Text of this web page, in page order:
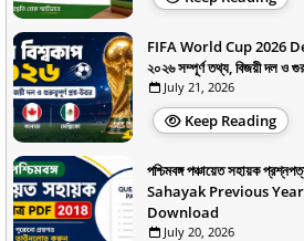
FIFA World Cup 2026
২০২৬ সম্পূর্ণ তথ্য, বিজয়ী দল ও
July 21, 2026
Keep Reading
পশ্চিমবঙ্গ পঞ্চায়েত সহায়ক
Sahayak Previous
Download
July 20, 2026